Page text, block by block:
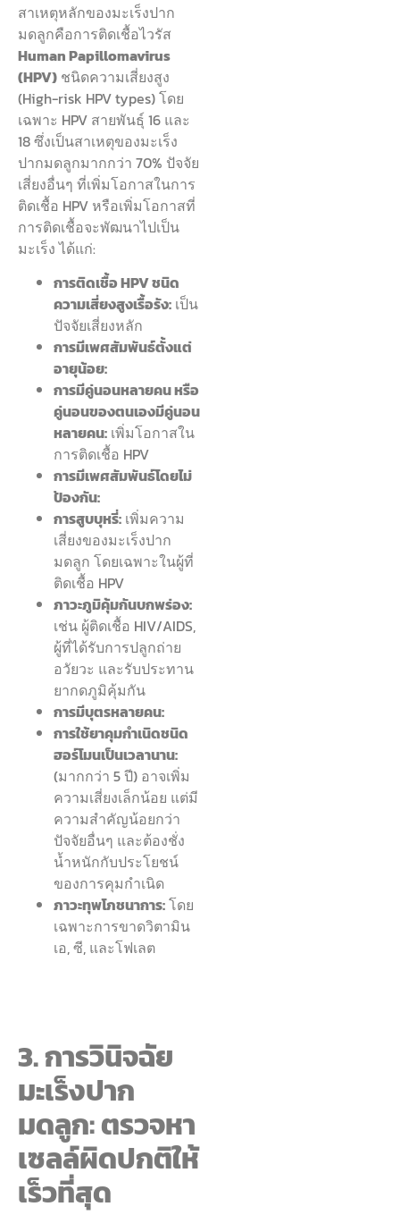
สาเหตุหลักของมะเร็งปาก
มดลูกคือการติดเชื้อไวรัส
Human Papillomavirus
(HPV) ชนิดความเสี่ยงสูง
(High-risk HPV types) โดย
เฉพาะ HPV สายพันธุ์ 16 และ
18 ซึ่งเป็นสาเหตุของมะเร็ง
ปากมดลูกมากกว่า 70% ปัจจัย
เสี่ยงอื่นๆ ที่เพิ่มโอกาสในการ
ติดเชื้อ HPV หรือเพิ่มโอกาสที่
การติดเชื้อจะพัฒนาไปเป็น
มะเร็ง ได้แก่:
การติดเชื้อ HPV ชนิด
ความเสี่ยงสูงเรื้อรัง: เป็น
ปัจจัยเสี่ยงหลัก
การมีเพศสัมพันธ์ตั้งแต่
อายุน้อย:
การมีคู่นอนหลายคน หรือ
คู่นอนของตนเองมีคู่นอน
หลายคน: เพิ่มโอกาสใน
การติดเชื้อ HPV
การมีเพศสัมพันธ์โดยไม่
ป้องกัน:
การสูบบุหรี่: เพิ่มความ
เสี่ยงของมะเร็งปาก
มดลูก โดยเฉพาะในผู้ที่
ติดเชื้อ HPV
ภาวะภูมิคุ้มกันบกพร่อง:
เช่น ผู้ติดเชื้อ HIV/AIDS,
ผู้ที่ได้รับการปลูกถ่าย
อวัยวะ และรับประทาน
ยากดภูมิคุ้มกัน
การมีบุตรหลายคน:
การใช้ยาคุมกำเนิดชนิด
ฮอร์โมนเป็นเวลานาน:
(มากกว่า 5 ปี) อาจเพิ่ม
ความเสี่ยงเล็กน้อย แต่มี
ความสำคัญน้อยกว่า
ปัจจัยอื่นๆ และต้องชั่ง
น้ำหนักกับประโยชน์
ของการคุมกำเนิด
ภาวะทุพโภชนาการ:โดย
เฉพาะการขาดวิตามิน
เอ, ซี, และโฟเลต
3. การวินิจฉัย
มะเร็งปาก
มดลูก: ตรวจหา
เซลล์ผิดปกติให้
เร็วที่สุด